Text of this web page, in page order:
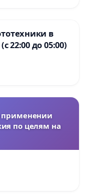
в
22:00 до 05:00)
применении
по целям на